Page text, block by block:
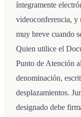
íntegramente
videoconferencia, y
muy breve cuando
Quien utilice el
Punto de Atención
denominación,
desplazamientos.
designado debe